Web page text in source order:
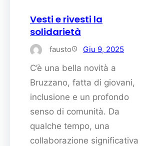
Vesti e rivesti la
solidarietà
fausto Giu 9, 2025
C’è una bella novità a
Bruzzano, fatta di giovani,
inclusione e un profondo
senso di comunità. Da
qualche tempo, una
collaborazione significativa